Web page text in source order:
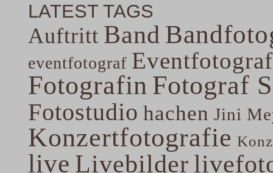
LATEST TAGS
Auftritt Band
eventfotograf
Fotografin Fotograf
Fotostudio hachen Jini
Konzertfotografie
live Livebilder